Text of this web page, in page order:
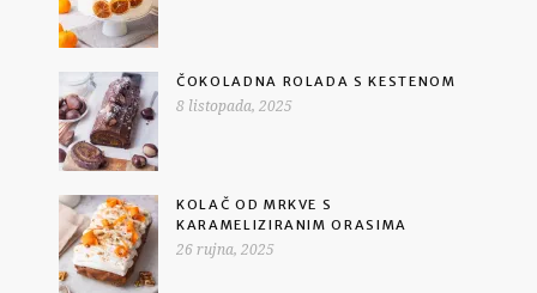
ČOKOLADNA ROLADA S KESTENOM
8 listopada, 2025
KOLAČ OD MRKVE S
KARAMELIZIRANIM ORASIMA
26 rujna, 2025